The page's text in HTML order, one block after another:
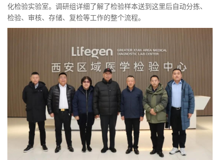
化检验实验室。调研组详细了解了检验样本送到这里后自动分拣、
检验、审核、存储、复检等工作的整个流程。